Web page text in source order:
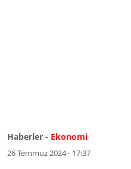
Haberler - Ekonomi
26 Temmuz 2024 - 17:37